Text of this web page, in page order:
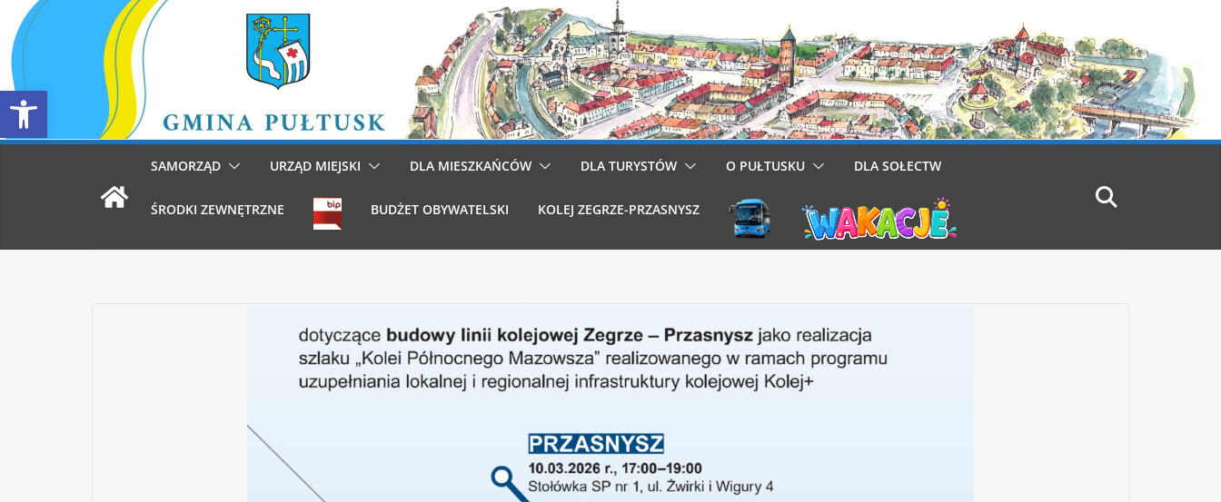
Otwórz pasek narzędzi
Przejdź
do
treści
SAMORZĄD URZĄD MIEJSKI DLA MIESZKAŃCÓW DLA TURYSTÓW O PUŁTUSKU DLA SOŁECTW
ŚRODKI ZEWNĘTRZNE BUDŻET OBYWATELSKI KOLEJ ZEGRZE-PRZASNYSZ